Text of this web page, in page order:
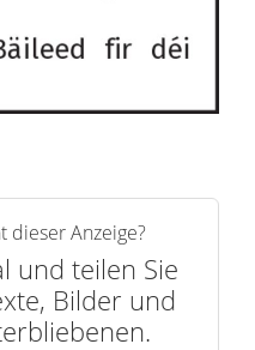
dieser Anzeige?
und teilen Sie
Bilder und